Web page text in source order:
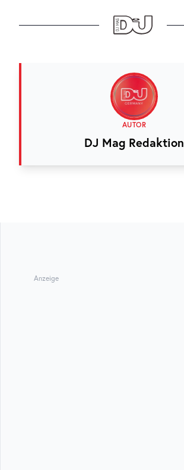
AUTOR
DJ Mag Redaktion
Anzeige